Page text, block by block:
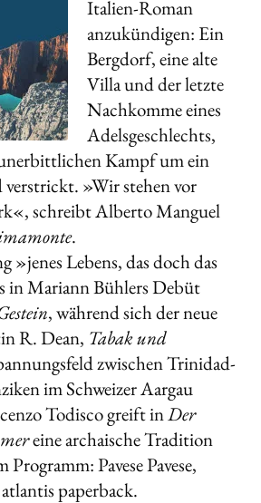
Italien-Roman
anzukündigen: Ein
Bergdorf, eine alte
Villa und der letzte
Nachkomme eines
Adelsgeschlechts,
Kampf um ein
verstrickt. »Wir stehen vor
schreibt Alberto Manguel
.
»jenes Lebens, das doch das
in Mariann Bühlers Debüt
, während sich der neue
R. Dean, Tabak und
zwischen Trinidad-
im Schweizer Aargau
Todisco greift inDer
eine archaische Tradition
Pavese Pavese,
paperback.